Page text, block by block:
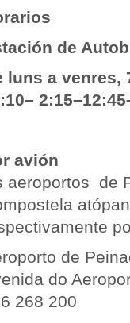
de
luns a venres,
avión
aeroportos de
de
do
268 200